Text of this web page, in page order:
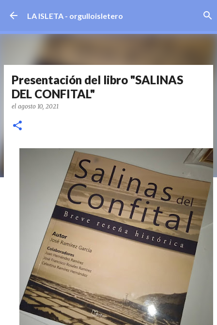
Ir al contenido principal
LA ISLETA - orgulloisletero
Presentación del libro "SALINAS
DEL CONFITAL"
el agosto 10, 2021